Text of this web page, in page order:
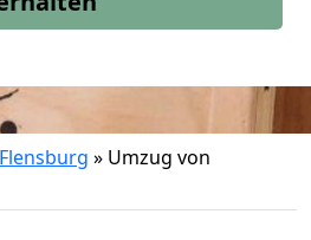
» Umzug von